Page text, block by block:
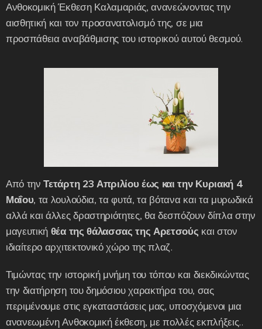
Ανθοκομική Έκθεση Καλαμαριάς, ανανεώνοντας την
αισθητική και τον προσανατολισμό της, σε μια
προσπάθεια αναβάθμισης του ιστορικού αυτού θεσμού.
Από τηνΤετάρτη 23 Απριλίου έως και την Κυριακή 4
Μαΐου, τα λουλούδια, τα φυτά, τα βότανα και τα μυρωδικά
αλλά και άλλες δραστηριότητες, θα δεσπόζουν δίπλα στην
μαγευτική θέα της θάλασσας της Αρετσούς και στον
ιδιαίτερο αρχιτεκτονικό χώρο της πλαζ.
Τιμώντας την ιστορική μνήμη του τόπου και διεκδικώντας
την διατήρηση του δημόσιου χαρακτήρα του, σας
περιμένουμε στις εγκαταστάσεις μας, υποσχόμενοι μια
ανανεωμένη Ανθοκομική έκθεση, με πολλές εκπλήξεις..